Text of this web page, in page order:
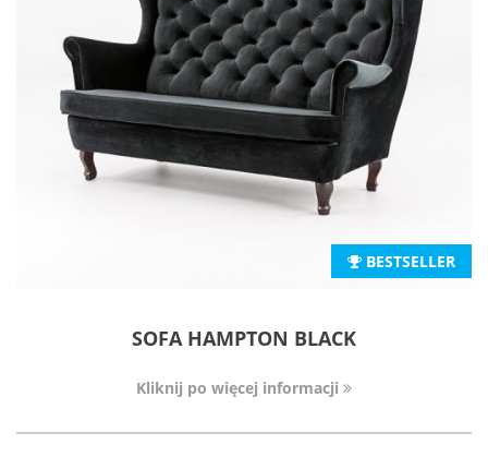
BESTSELLER
SOFA HAMPTON BLACK
Kliknij po więcej informacji